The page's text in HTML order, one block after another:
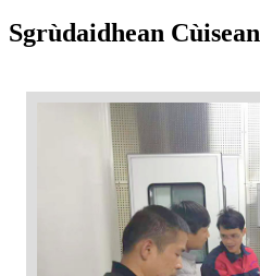
Sgrùdaidhean Cùisean